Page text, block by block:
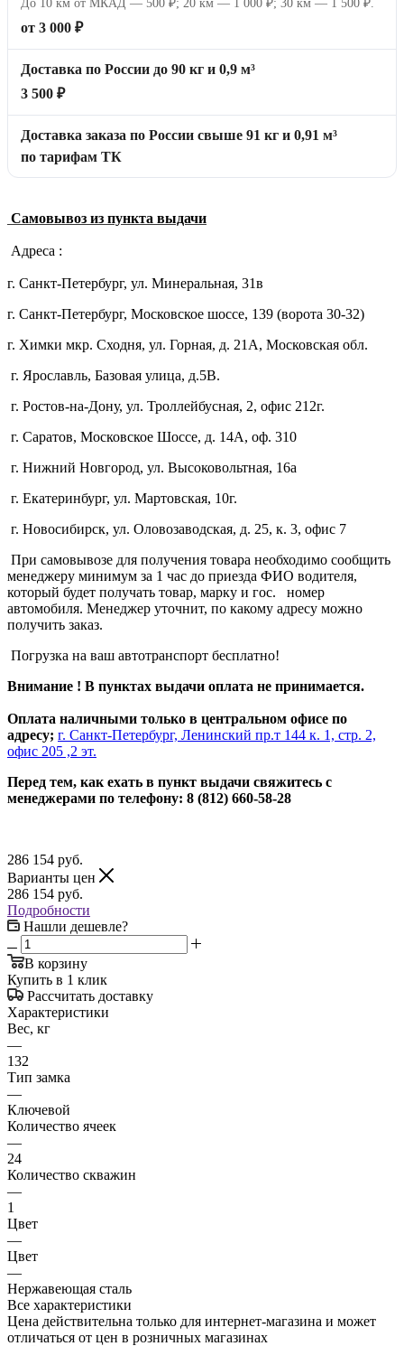
До 10 км от МКАД — 500 ₽; 20 км — 1 000 ₽; 30 км — 1 500 ₽.
от 3 000 ₽
Доставка по России до 90 кг и 0,9 м³
3 500 ₽
Доставка заказа по России свыше 91 кг и 0,91 м³
по тарифам ТК
Самовывоз из пункта выдачи
Адреса :
г. Санкт-Петербург, ул. Минеральная, 31в
г. Санкт-Петербург, Московское шоссе, 139 (ворота 30-32)
г. Химки мкр. Сходня, ул. Горная, д. 21А, Московская обл.
г. Ярославль, Базовая улица, д.5В.
г. Ростов-на-Дону, ул. Троллейбусная, 2, офис 212г.
г. Саратов, Московское Шоссе, д. 14А, оф. 310
г. Нижний Новгород, ул. Высоковольтная, 16а
г. Екатеринбург, ул. Мартовская, 10г.
г. Новосибирск, ул. Оловозаводская, д. 25, к. 3, офис 7
При самовывозе для получения товара необходимо сообщить
менеджеру минимум за 1 час до приезда ФИО водителя,
который будет получать товар, марку и гос. номер
автомобиля. Менеджер уточнит, по какому адресу можно
получить заказ.
Погрузка на ваш автотранспорт бесплатно!
Внимание ! В пунктах выдачи оплата не принимается.
Оплата наличными только в центральном офисе по
адресу; г. Санкт-Петербург, Ленинский пр.т 144 к. 1, стр. 2,
офис 205 ,2 эт.
Перед тем, как ехать в пункт выдачи свяжитесь с
менеджерами по телефону: 8 (812) 660-58-28
286 154 руб.
Варианты цен
286 154 руб.
Подробности
Нашли дешевле?
В корзину
Купить в 1 клик
Рассчитать доставку
Характеристики
Вес, кг
—
132
Тип замка
—
Ключевой
Количество ячеек
—
24
Количество скважин
—
1
Цвет
—
Цвет
—
Нержавеющая сталь
Все характеристики
Цена действительна только для интернет-магазина и может
отличаться от цен в розничных магазинах